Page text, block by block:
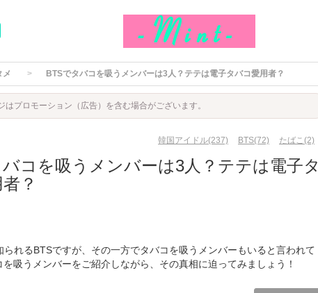
メ BTSでタバコを吸うメンバーは3人？テテは電子タバコ愛用者？
はプロモーション（広告）を含む場合がございます。
韓国アイドル(237) BTS(72) たばこ(2)
コを吸うメンバーは3人？テテは電子タ
？
れるBTSですが、その一方でタバコを吸うメンバーもいると言われて
吸うメンバーをご紹介しながら、その真相に迫ってみましょう！